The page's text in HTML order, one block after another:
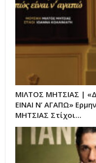
ΜΙΛΤΟΣ ΜΗΤΣΙΑΣ |
ΕΙΝΑΙ Ν’ ΑΓΑΠΩ»
ΜΗΤΣΙΑΣ Στίχοι…